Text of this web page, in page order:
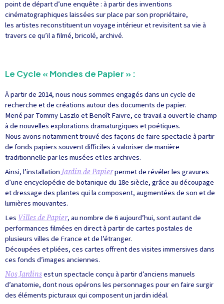
point de départ d’une enquête : à partir des inventions
cinématographiques laissées sur place par son propriétaire,
les artistes reconstituent un voyage intérieur et revisitent sa vie à
travers ce qu’il a filmé, bricolé, archivé.
Le Cycle « Mondes de Papier » :
À partir de 2014, nous nous sommes engagés dans un cycle de
recherche et de créations autour des documents de papier.
Mené par Tommy Laszlo et Benoît Faivre, ce travail a ouvert le champ
à de nouvelles explorations dramaturgiques et poétiques.
Nous avons notamment trouvé des façons de faire spectacle à partir
de fonds papiers souvent difficiles à valoriser de manière
traditionnelle par les musées et les archives.
Ainsi, l’installationJardin de Papierpermet de révéler les gravures
d’une encyclopédie de botanique du 18e siècle, grâce au découpage
et dressage des plantes qui la composent, augmentées de son et de
lumières mouvantes.
Les Villes de Papier, au nombre de 6 aujourd’hui, sont autant de
performances filmées en direct à partir de cartes postales de
plusieurs villes de France et de l’étranger.
Découpées et pliées, ces cartes offrent des visites immersives dans
ces fonds d’images anciennes.
Nos Jardinsest un spectacle conçu à partir d’anciens manuels
d’anatomie, dont nous opérons les personnages pour en faire surgir
des éléments picturaux qui composent un jardin idéal.